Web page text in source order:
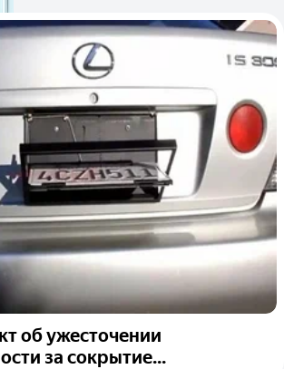
об ужесточении
за сокрытие...